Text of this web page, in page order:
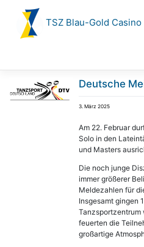
springen
TSZ Blau-Gold Casino
Deutsche
3. März 2025
Am 22. Februar
Solo in den
und Masters
Die noch junge
immer größerer
Meldezahlen für
Insgesamt gingen
Tanzsportzentrum
feuerten die
großartige